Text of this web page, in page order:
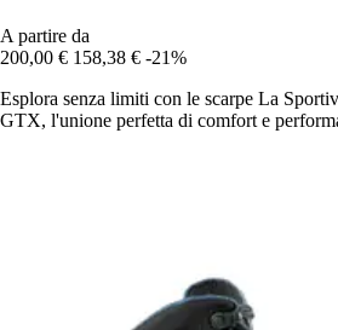
A partire da
200,00 € 158,38 € -21%
Esplora senza limiti con le scarpe La
GTX, l'unione perfetta di comfort e